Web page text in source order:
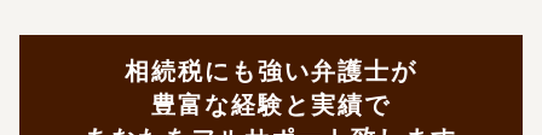
相続税にも強い弁護士が
豊富な経験と実績で